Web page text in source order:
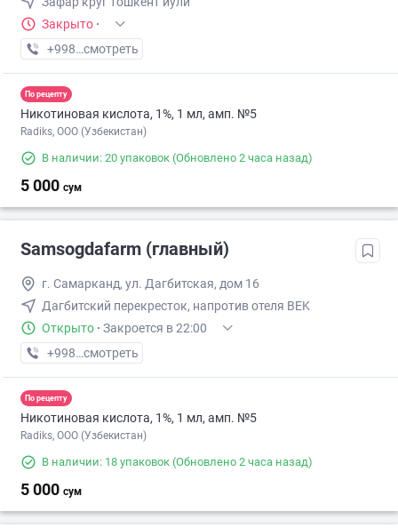
Закрыто ·
+998 (98) XXX-XX-XX
смотреть
По рецепту
Никотиновая кислота, 1%, 1 мл, амп. №5
Radiks, ООО (Узбекистан)
В наличии: 20 упаковок (Обновлено 2 часа назад)
5 000 сум
Samsogdafarm (главный)
г. Самарканд, ул. Дагбитская, дом 16
Дагбитский перекресток, напротив отеля BEK
Открыто · Закроется в 22:00
+998 (98) XXX-XX-XX
смотреть
По рецепту
Никотиновая кислота, 1%, 1 мл, амп. №5
Radiks, ООО (Узбекистан)
В наличии: 18 упаковок (Обновлено 2 часа назад)
5 000 сум